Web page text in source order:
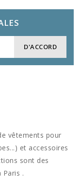
vêtements pour
et accessoires
sont des
.